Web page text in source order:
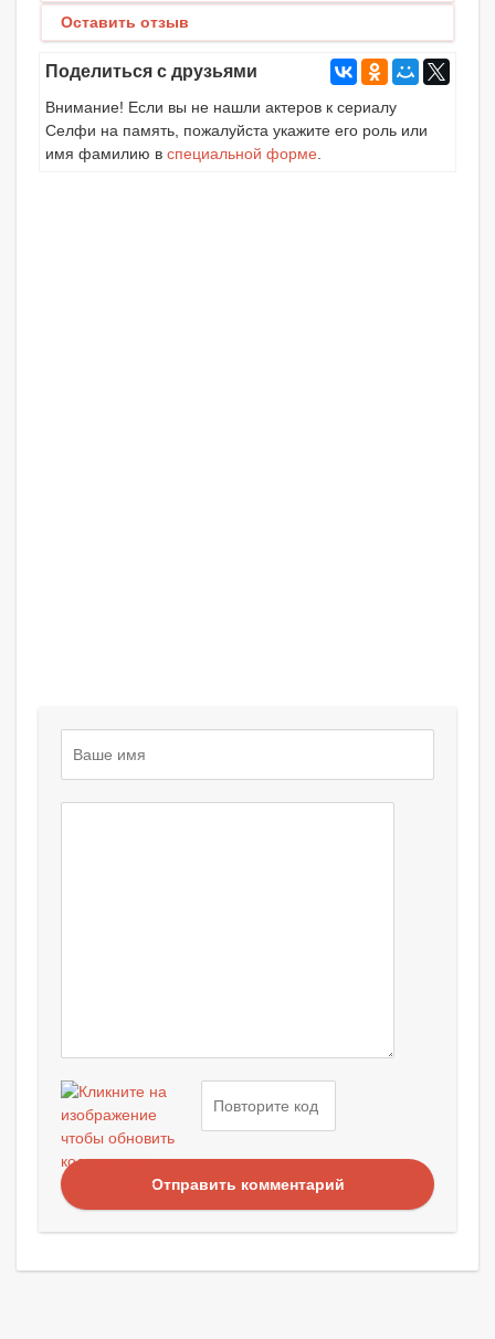
Оставить отзыв
Поделиться с друзьями
Внимание! Если вы не нашли актеров к сериалу
Селфи на память, пожалуйста укажите его роль или
имя фамилию в специальной форме
Отправить комментарий